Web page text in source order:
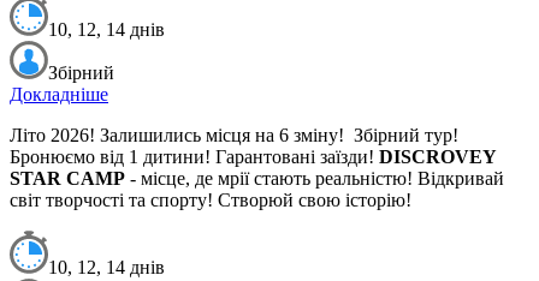
10, 12, 14 днів
Збірний
Докладніше
Літо 2026! Залишились місця на 6 зміну! Збірний тур!
Бронюємо від 1 дитини! Гарантовані заїзди! DISCROVEY
STAR CAMP - місце, де мрії стають реальністю! Відкривай
світ творчості та спорту! Створюй свою історію!
10, 12, 14 днів